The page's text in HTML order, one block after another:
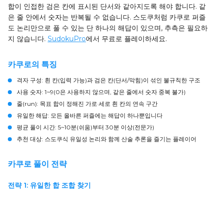
합이 인접한 검은 칸에 표시된 단서와 같아지도록 해야 합니다. 같
은 줄 안에서 숫자는 반복될 수 없습니다. 스도쿠처럼 카쿠로 퍼즐
도 논리만으로 풀 수 있는 단 하나의 해답이 있으며, 추측은 필요하
지 않습니다. SudokuPro에서 무료로 플레이하세요.
카쿠로의 특징
격자 구성: 흰 칸(입력 가능)과 검은 칸(단서/막힘)이 섞인 불규칙한 구조
사용 숫자: 1~9(0은 사용하지 않으며, 같은 줄에서 숫자 중복 불가)
줄(run): 목표 합이 정해진 가로·세로 흰 칸의 연속 구간
유일한 해답: 모든 올바른 퍼즐에는 해답이 하나뿐입니다
평균 풀이 시간: 5~10분(쉬움)부터 30분 이상(전문가)
추천 대상: 스도쿠식 유일성 논리와 함께 산술 추론을 즐기는 플레이어
카쿠로 풀이 전략
전략 1: 유일한 합 조합 찾기